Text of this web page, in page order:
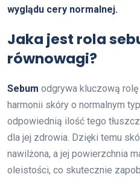
wyglądu cery normalnej.
Jaka jest rola
równowagi?
Sebum odgrywa kluczową
harmonii skóry o normalnym
odpowiednią ilość tego
dla jej zdrowia. Dzięki temu
nawilżona, a jej powierzchnia
oleistości, co skutecznie